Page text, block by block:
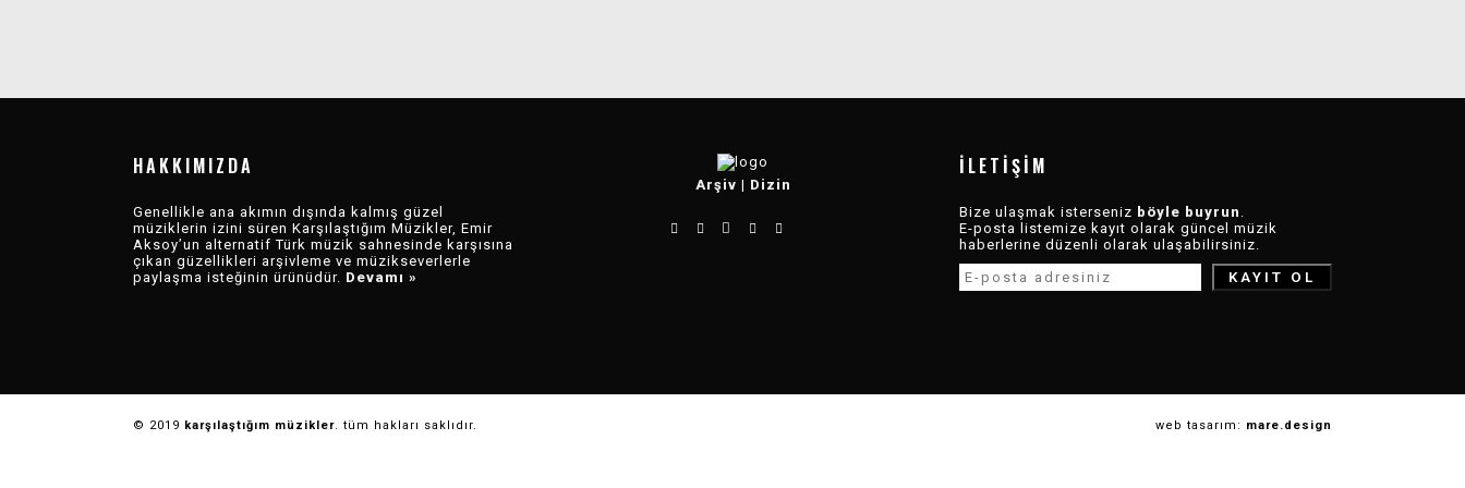
HAKKIMIZDA
Genellikle ana akımın dışında kalmış güzel
müziklerin izini süren Karşılaştığım Müzikler, Emir
Aksoy’un alternatif Türk müzik sahnesinde karşısına
çıkan güzellikleri arşivleme ve müzikseverlerle
paylaşma isteğinin ürünüdür. Devamı »
Arşiv | Dizin
İLETIŞIM
Bize ulaşmak isterseniz böyle buyrun .
E-posta listemize kayıt olarak güncel müzik
haberlerine düzenli olarak ulaşabilirsiniz.
© 2019 karşılaştığım müzikler. tüm hakları saklıdır. web tasarım: mare.design